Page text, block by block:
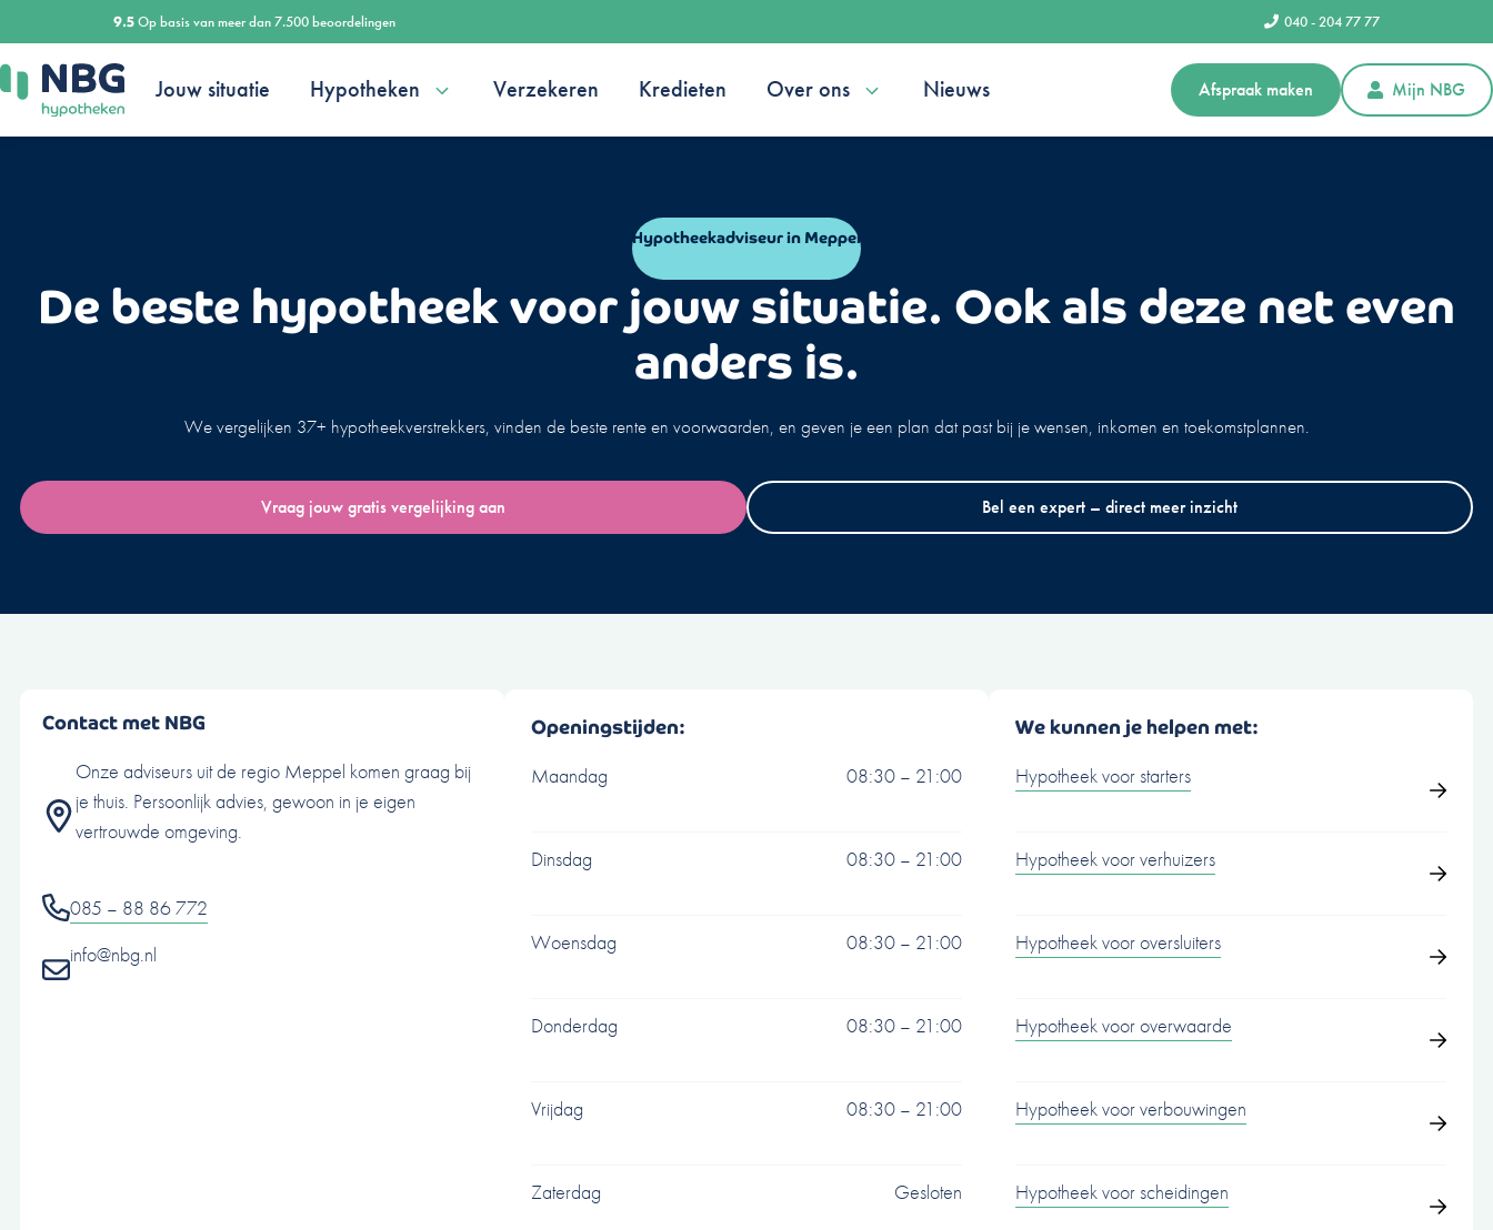
naar
de
inhoud
040 - 204 77 77
9.5Op basis van meer dan 7.500 beoordelingen
Jouw situatie Hypotheken Verzekeren Kredieten Over ons Nieuws Afspraak maken Mijn NBG
Hypotheekadviseur in Meppel
De beste hypotheek voor jouw situatie. Ook als deze net even
anders is.
We vergelijken 37+ hypotheekverstrekkers, vinden de beste rente en voorwaarden, en geven je een plan dat past bij je wensen, inkomen en toekomstplannen.
Vraag jouw gratis vergelijking aan Bel een expert – direct meer inzicht
Contact met NBG
Onze adviseurs uit de regio Meppel komen graag bij
je thuis. Persoonlijk advies, gewoon in je eigen
vertrouwde omgeving.
085 – 88 86 772
info@nbg.nl
Openingstijden:
Maandag 08:30 – 21:00
Dinsdag 08:30 – 21:00
Woensdag 08:30 – 21:00
Donderdag 08:30 – 21:00
Vrijdag 08:30 – 21:00
Zaterdag Gesloten
We kunnen je helpen met:
Hypotheek voor starters
Hypotheek voor verhuizers
Hypotheek voor oversluiters
Hypotheek voor overwaarde
Hypotheek voor verbouwingen
Hypotheek voor scheidingen